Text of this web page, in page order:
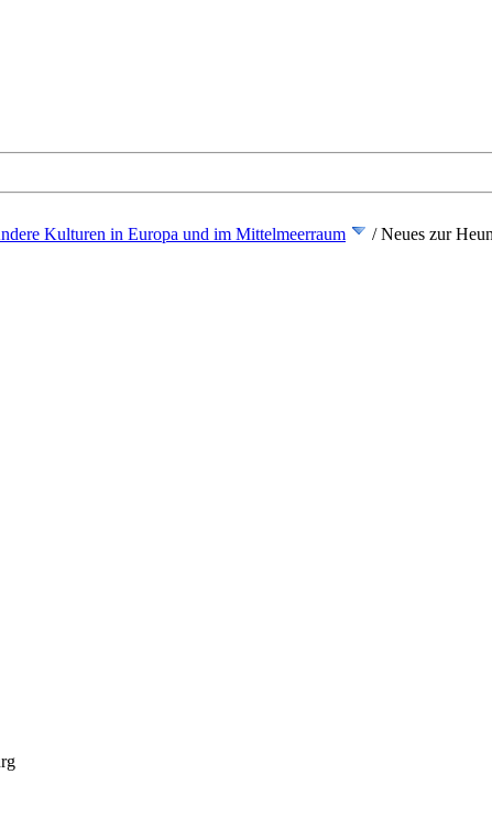
Kulturen in Europa und im Mittelmeerraum /Neues zur